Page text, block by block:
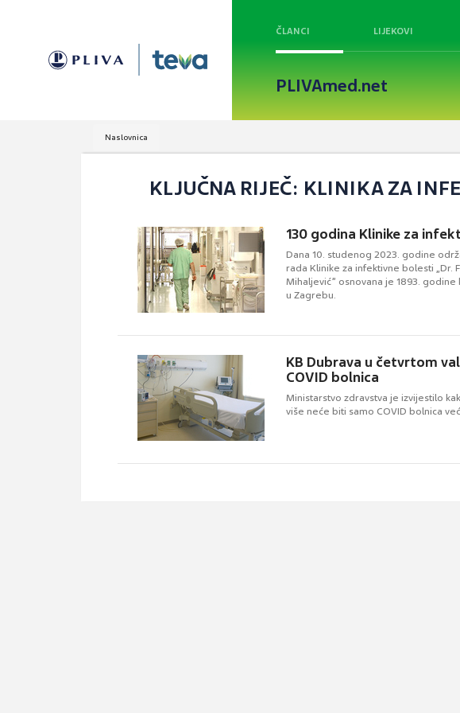
ČLANCI LIJEKOVI
PLIVAmed.net
Naslovnica
KLJUČNA RIJEČ: KLINIKA ZA
130 godina Klinike za
Dana 10. studenog 2023. godine
rada Klinike za infektivne bolesti „Dr.
Mihaljević” osnovana je 1893.
u Zagrebu.
KB Dubrava u četvrtom
COVID bolnica
Ministarstvo zdravstva je izvijestilo
više neće biti samo COVID bolnica